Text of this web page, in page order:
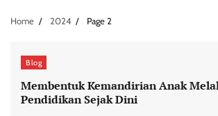
Home 2024 Page 2
Blog
Membentuk Kemandirian Anak
Pendidikan Sejak Dini